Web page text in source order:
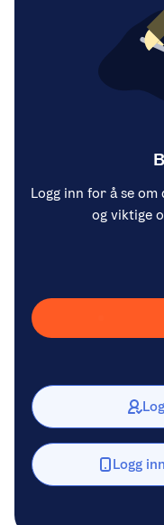
Logg inn for å se
og viktige
Logg